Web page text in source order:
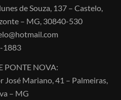
de Souza, 137 – Castelo,
– MG, 30840-530
1883
PONTE NOVA:
José Mariano, 41 – Palmeiras,
– MG